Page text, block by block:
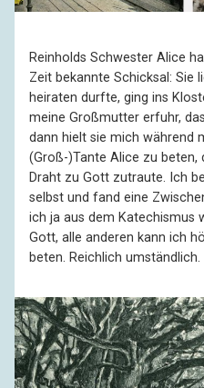
Reinholds Schwester Alice
Zeit bekannte Schicksal: Sie
heiraten durfte, ging ins
meine Großmutter erfuhr,
dann hielt sie mich während
(Groß-)Tante Alice zu beten,
Draht zu Gott zutraute. Ich
selbst und fand eine
ich ja aus dem Katechismus
Gott, alle anderen kann ich
beten. Reichlich umständlich.